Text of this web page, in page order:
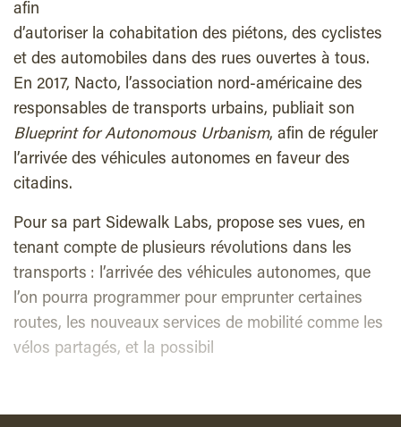
afin
d’autoriser la cohabitation des piétons, des cyclistes
et des automobiles dans des rues ouvertes à tous.
En 2017, Nacto, l’association nord-américaine des
responsables de transports urbains, publiait son
Blueprint for Autonomous Urbanism, afin de réguler
l’arrivée des véhicules autonomes en faveur des
citadins.
Pour sa part Sidewalk Labs, propose ses vues, en
tenant compte de plusieurs révolutions dans les
transports : l’arrivée des véhicules autonomes, que
l’on pourra programmer pour emprunter certaines
routes, les nouveaux services de mobilité comme les
vélos partagés, et la possibil